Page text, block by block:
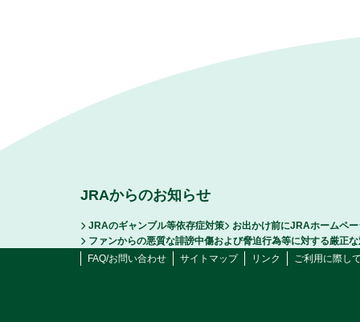
JRAからのお知らせ
JRAのギャンブル等依存症対策
お出かけ前にJRAホームペ
ファンからの悪質な誹謗中傷および脅迫行為等に対する厳正
FAQ/お問い合わせ
サイトマップ リンク ご利用に際し